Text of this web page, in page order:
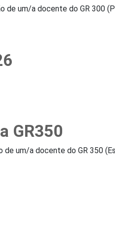
um/a docente do GR 300
GR350
um/a docente do GR 350